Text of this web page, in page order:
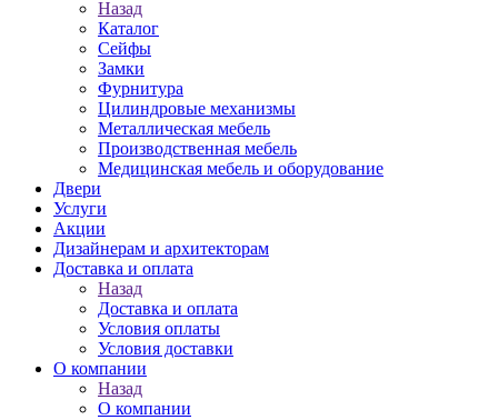
Назад
Каталог
Сейфы
Замки
Фурнитура
Цилиндровые механизмы
Металлическая мебель
Производственная мебель
Медицинская мебель и оборудование
Двери
Услуги
Акции
Дизайнерам и архитекторам
Доставка и оплата
Назад
Доставка и оплата
Условия оплаты
Условия доставки
О компании
Назад
О компании